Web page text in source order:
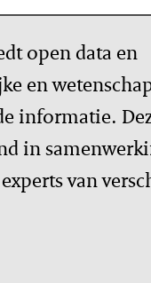
open data en
en
informatie.
in
van